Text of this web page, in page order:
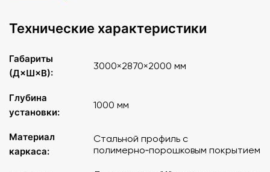
Технические характеристики
Габариты
(Д×Ш×В):
3000×2870×2000 мм
Глубина
установки:
1000 мм
Материал
каркаса:
Стальной профиль с
полимерно‑порошковым покрытием